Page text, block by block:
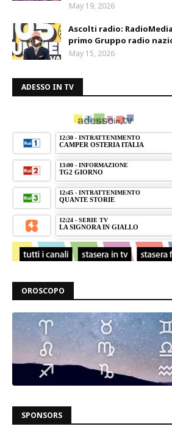
May 19, 2026
Ascolti radio:
primo Gruppo radio
May 15, 2026
ADESSO IN TV
OROSCOPO
SPONSORS